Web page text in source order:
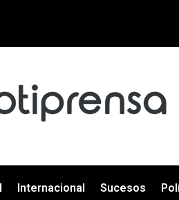
Internacional Sucesos